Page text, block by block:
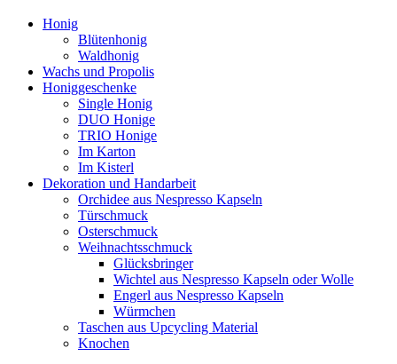
Honig
Blütenhonig
Waldhonig
Wachs und Propolis
Honiggeschenke
Single Honig
DUO Honige
TRIO Honige
Im Karton
Im Kisterl
Dekoration und Handarbeit
Orchidee aus Nespresso Kapseln
Türschmuck
Osterschmuck
Weihnachtsschmuck
Glücksbringer
Wichtel aus Nespresso Kapseln oder Wolle
Engerl aus Nespresso Kapseln
Würmchen
Taschen aus Upcycling Material
Knochen